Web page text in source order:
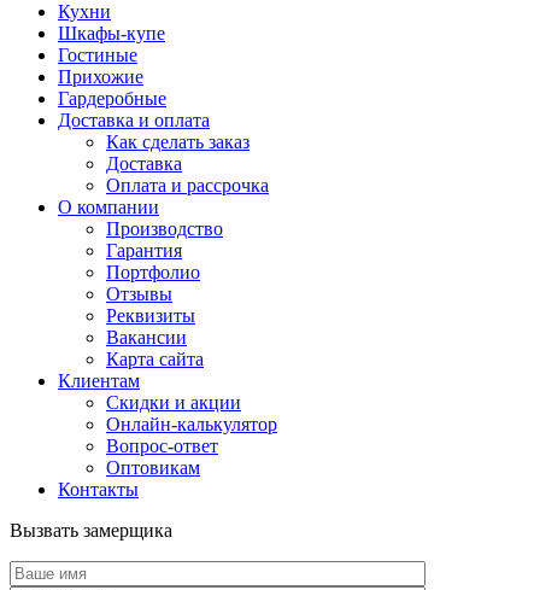
Кухни
Шкафы-купе
Гостиные
Прихожие
Гардеробные
Доставка и оплата
Как сделать заказ
Доставка
Оплата и рассрочка
О компании
Производство
Гарантия
Портфолио
Отзывы
Реквизиты
Вакансии
Карта сайта
Клиентам
Скидки и акции
Онлайн-калькулятор
Вопрос-ответ
Оптовикам
Контакты
Вызвать замерщика